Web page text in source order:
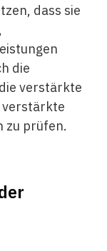
dass sie
die
verstärkte
verstärkte
zu prüfen.